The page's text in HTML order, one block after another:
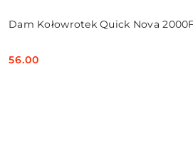
Dam Kołowrotek Quick Nova
Cena:
56.00